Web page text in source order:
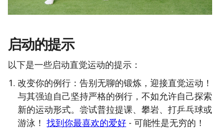
启动的提示
以下是一些启动直觉运动的提示：
改变你的例行：告别无聊的锻炼，迎接直觉运动！
与其强迫自己坚持严格的例行，不如允许自己探索
新的运动形式。尝试普拉提课、攀岩、打乒乓球或
游泳！ 找到你最喜欢的爱好 - 可能性是无穷的！